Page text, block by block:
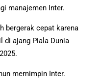
manajemen Inter.
bergerak cepat karena
di ajang Piala Dunia
memimpin Inter.